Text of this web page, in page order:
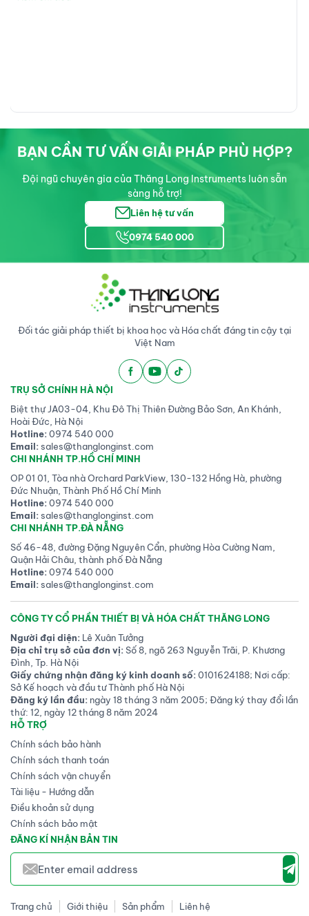
BẠN CẦN TƯ VẤN GIẢI PHÁP PHÙ HỢP?
Đội ngũ chuyên gia của Thăng Long Instruments luôn sẵn
sàng hỗ trợ!
Liên hệ tư vấn
0974 540 000
Đối tác giải pháp thiết bị khoa học và Hóa chất đáng tin cậy tại
Việt Nam
TRỤ SỞ CHÍNH HÀ NỘI
Biệt thự JA03-04, Khu Đô Thị Thiên Đường Bảo Sơn, An Khánh,
Hoài Đức, Hà Nội
Hotline:0974 540 000
Email:sales@thanglonginst.com
CHI NHÁNH TP.HỒ CHÍ MINH
OP 01 01, Tòa nhà Orchard ParkView, 130-132 Hồng Hà, phường
Đức Nhuận, Thành Phố Hồ Chí Minh
Hotline:0974 540 000
Email:sales@thanglonginst.com
CHI NHÁNH TP.ĐÀ NẴNG
Số 46-48, đường Đặng Nguyên Cẩn, phường Hòa Cường Nam,
Quận Hải Châu, thành phố Đà Nẵng
Hotline:0974 540 000
Email:sales@thanglonginst.com
CÔNG TY CỔ PHẦN THIẾT BỊ VÀ HÓA CHẤT THĂNG LONG
Người đại diện: Lê Xuân Tưởng
Địa chỉ trụ sở của đơn vị:Số 8, ngõ 263 Nguyễn Trãi, P. Khương
Đình, Tp. Hà Nội
Giấy chứng nhận đăng ký kinh doanh số:0101624188; Nơi cấp:
Sở Kế hoạch và đầu tư Thành phố Hà Nội
Đăng ký lần đầu: ngày 18 tháng 3 năm 2005; Đăng ký thay đổi lần
thứ: 12, ngày 12 tháng 8 năm 2024
HỖ TRỢ
Chính sách bảo hành
Chính sách thanh toán
Chính sách vận chuyển
Tài liệu - Hướng dẫn
Điều khoản sử dụng
Chính sách bảo mật
ĐĂNG KÍ NHẬN BẢN TIN
Trang chủ Giới thiệu Sản phẩm Liên hệ